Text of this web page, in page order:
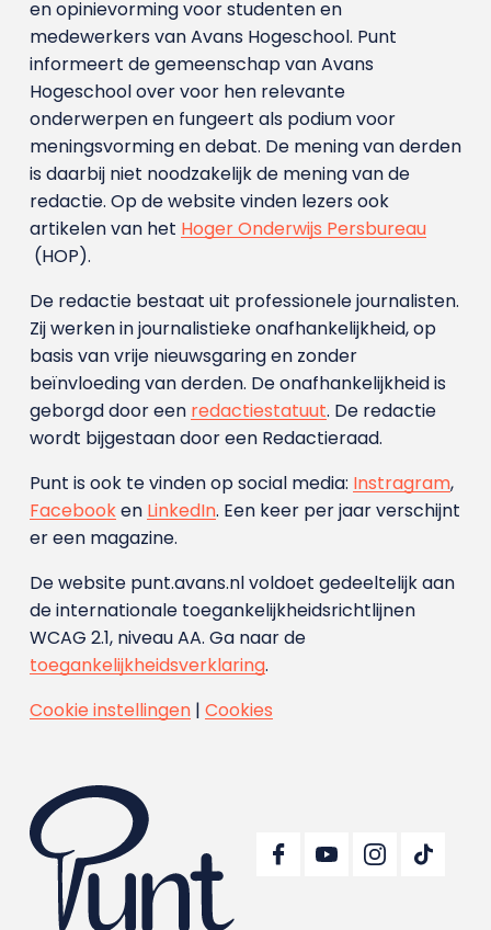
en opinievorming voor studenten en
medewerkers van Avans Hoge­school. Punt
informeert de gemeenschap van Avans
Hogeschool over voor hen relevante
onderwerpen en fungeert als podium voor
meningsvorming en debat. De mening van derden
is daarbij niet noodzakelijk de mening van de
redactie. Op de website vinden lezers ook
artikelen van het Hoger Onderwijs Persbureau
(HOP).
De redactie bestaat uit professionele journalisten.
Zij werken in journalistieke onafhankelijkheid, op
basis van vrije nieuwsgaring en zonder
beïnvloeding van derden. De onafhankelijkheid is
geborgd door een redactiestatuut. De redactie
wordt bijgestaan door een Redactieraad.
Punt is ook te vinden op social media: Instragram,
Facebooken LinkedIn. Een keer per jaar verschijnt
er een magazine.
De website punt.avans.nl voldoet gedeeltelijk aan
de internationale toegankelijkheidsrichtlijnen
WCAG 2.1, niveau AA. Ga naar de
toegankelijkheidsverklaring.
Cookie instellingen| Cookies